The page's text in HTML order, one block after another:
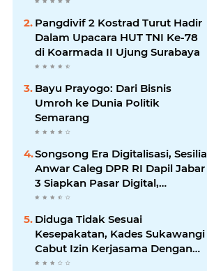
Pangdivif 2 Kostrad Turut Hadir
Dalam Upacara HUT TNI Ke-78
di Koarmada II Ujung Surabaya
Bayu Prayogo: Dari Bisnis
Umroh ke Dunia Politik
Semarang
Songsong Era Digitalisasi, Sesilia
Anwar Caleg DPR RI Dapil Jabar
3 Siapkan Pasar Digital,
Pemasaran Komoditas Petani
dan Produk UMKM
Diduga Tidak Sesuai
Kesepakatan, Kades Sukawangi
Cabut Izin Kerjasama Dengan
PT XL Axiata Tbk/Link Net